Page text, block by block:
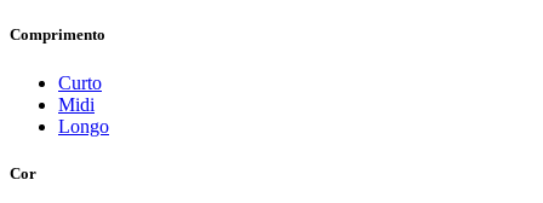
Comprimento
Curto
Midi
Longo
Cor